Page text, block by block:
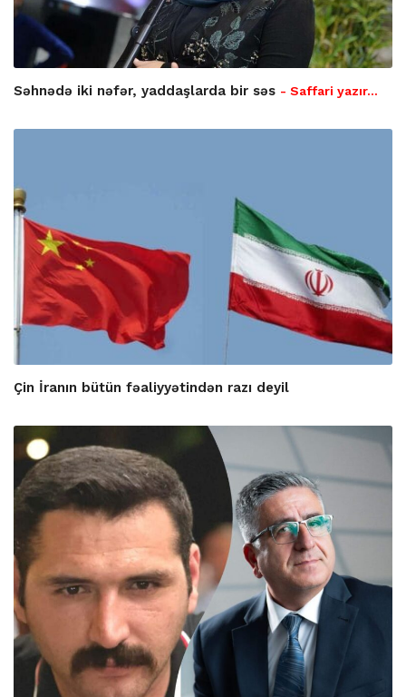
Səhnədə iki nəfər, yaddaşlarda bir səs - Saffari yazır…
Çin İranın bütün fəaliyyətindən razı deyil